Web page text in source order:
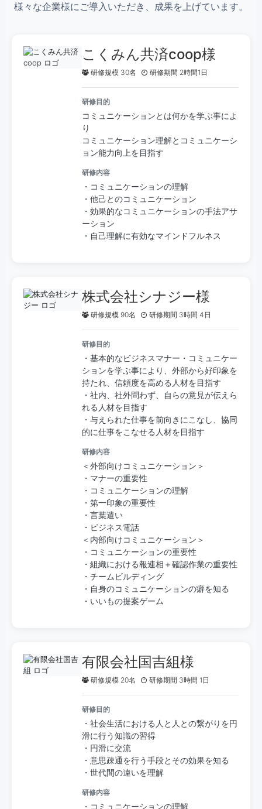
様々な企業様にご導入いただき、成果を上げています。
こくみん共済coop様
研修規模 30名 研修期間 2時間1日
研修目的
コミュニケーションとは何かを学ぶ事によ
り
コミュニケーション理解とコミュニケーシ
ョン能力向上を目指す
研修内容
・コミュニケーションの理解
・他己とのコミュニケーション
・効果的なコミュニケーションの手法アサ
ーション
・自己理解に有効なマインドフルネス
株式会社シナジー様
研修規模 90名 研修期間 3時間 4日
研修目的
・基本的なビジネスマナー・コミュニケー
ションを学ぶ事により、外部から好印象を
持たれ、信頼度を高める人材を目指す
・社内、社外問わず、自らの意見が伝えら
れる人材を目指す
・与えられた仕事を前向きにこなし、協同
的に仕事をこなせる人材を目指す
研修内容
＜外部向けコミュニケーション＞
・マナーの重要性
・コミュニケーションの理解
・第一印象の重要性
・言葉遣い
・ビジネス電話
＜内部向けコミュニケーション＞
・コミュニケーションの重要性
・組織における報連相＋確認作業の重要性
・チームビルディング
・自身のコミュニケーションの癖を知る
・いいもの提案ゲーム
有限会社国吉組様
研修規模 20名 研修期間 3時間 1日
研修目的
・社会生活における人と人との繋がりを円
滑に行う知識の習得
・円滑に交流
・意思疎通を行う手段とその効果を知る
・世代間の違いを理解
研修内容
・コミュニケーションの理解